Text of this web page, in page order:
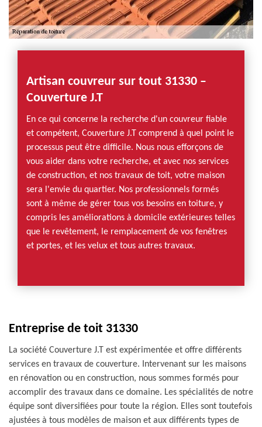
Artisan couvreur sur tout 31330 –
Couverture J.T
En ce qui concerne la recherche d'un couvreur fiable
et compétent, Couverture J.T comprend à quel point le
processus peut être difficile. Nous nous efforçons de
vous aider dans votre recherche, et avec nos services
de construction, et nos travaux de toit, votre maison
sera l'envie du quartier. Nos professionnels formés
sont à même de gérer tous vos besoins en toiture, y
compris les améliorations à domicile extérieures telles
que le revêtement, le remplacement de vos fenêtres
et portes, et les velux et tous autres travaux.
Entreprise de toit 31330
La société Couverture J.T est expérimentée et offre différents
services en travaux de couverture. Intervenant sur les maisons
en rénovation ou en construction, nous sommes formés pour
accomplir des travaux dans ce domaine. Les spécialités de notre
équipe sont diversifiées pour toute la région. Elles sont toutefois
ajustées à tous modèles de maison et aux différents types de